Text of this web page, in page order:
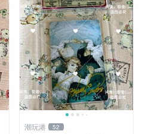
潮玩港 52